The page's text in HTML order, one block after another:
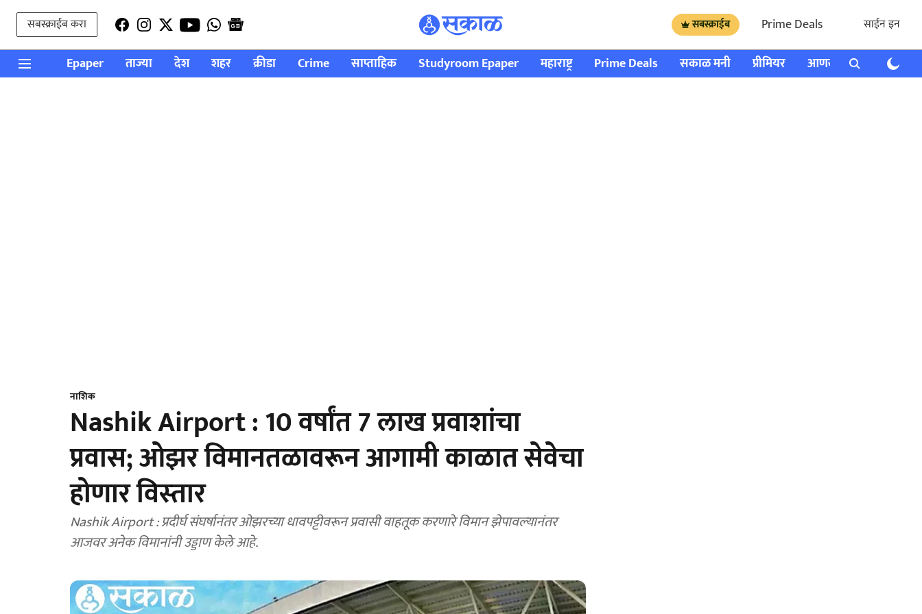
सबस्क्राईब करा सबस्क्राईब Prime Deals साईन इन
Epaper ताज्या देश शहर क्रीडा Crime साप्ताहिक Studyroom Epaper महाराष्ट्र Prime Deals सकाळ मनी प्रीमियर आणखी राशी भविष्य
नाशिक
Nashik Airport : 10 वर्षांत 7 लाख प्रवाशांचा
प्रवास; ओझर विमानतळावरून आगामी काळात सेवेचा
होणार विस्‍तार
Nashik Airport : प्रदीर्घ संघर्षानंतर ओझरच्‍या धावपट्टीवरून प्रवासी वाहतूक करणारे विमान झेपावल्‍यानंतर
आजवर अनेक विमानांनी उड्डाण केले आहे.